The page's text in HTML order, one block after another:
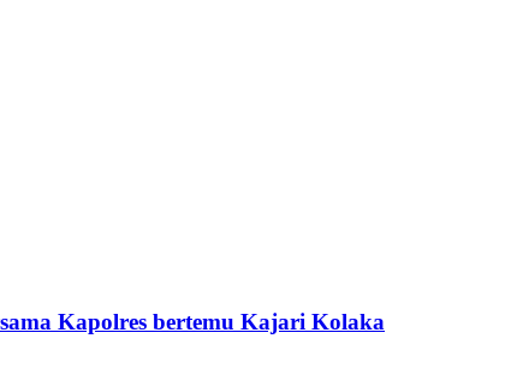
Kapolres bertemu Kajari Kolaka